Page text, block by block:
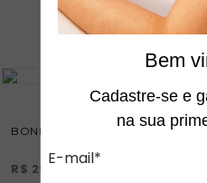
BONÉ BORDADO MYSTIC BOHO
R$ 29,90
Bem
Cadastre-se e
na sua
E-mail*